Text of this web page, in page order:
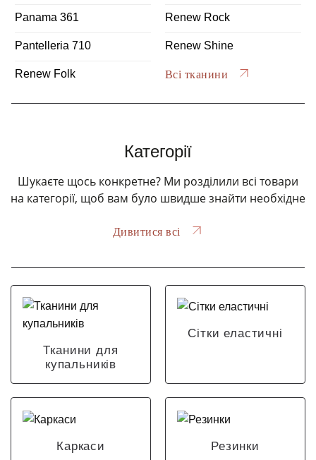
Panama 361
Pantelleria 710
Renew Folk
Renew Rock
Renew Shine
Всі тканини
Категорії
Шукаєте щось конкретне? Ми розділили всі товари
на категорії, щоб вам було швидше знайти необхідне
Дивитися всі
Тканини для
купальників
Сітки еластичні
Каркаси Резинки